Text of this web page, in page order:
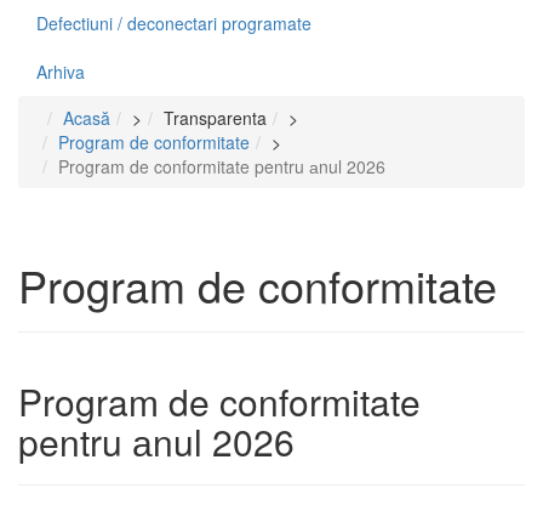
Defectiuni / deconectari programate
Arhiva
Acasă
> Transparenta
>
Program de conformitate
>
Program de conformitate pentru аnul 2026
Program de conformitate
Program de conformitate
pentru аnul 2026